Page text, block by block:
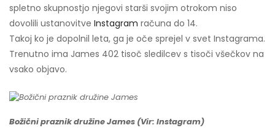
spletno skupnostjo njegovi starši svojim otrokom niso
dovolili ustanovitve Instagram računa do 14.
Takoj ko je dopolnil leta, ga je oče sprejel v svet Instagrama.
Trenutno ima James 402 tisoč sledilcev s tisoči všečkov na
vsako objavo.
Božični praznik družine James (Vir: Instagram)